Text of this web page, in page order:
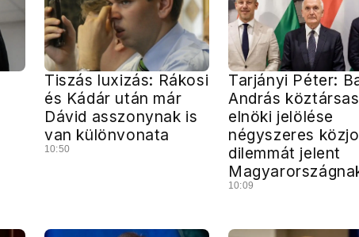
Tiszás luxizás: Rákosi
és Kádár után már
Dávid asszonynak is
van különvonata
10:50
Tarjányi Péter:
András
elnöki jelölése
négyszeres
dilemmát jelent
10:09